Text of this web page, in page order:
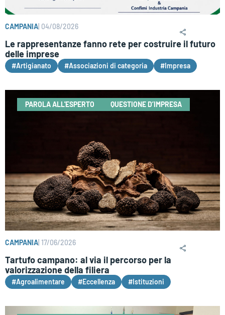
CAMPANIA 04/08/2026
Le rappresentanze fanno rete per costruire il futuro
delle imprese
#Artigianato #Associazioni di categoria #Impresa
PAROLA ALL'ESPERTO QUESTIONE D’IMPRESA
CAMPANIA 17/06/2026
Tartufo campano: al via il percorso per la
valorizzazione della filiera
#Agroalimentare #Eccellenza #Istituzioni